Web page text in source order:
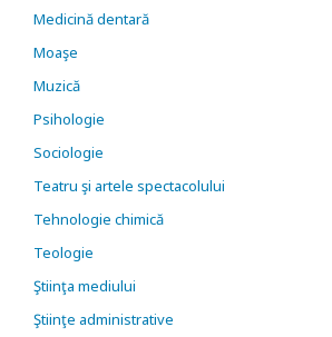
Medicină dentară
Moaşe
Muzică
Psihologie
Sociologie
Teatru şi artele spectacolului
Tehnologie chimică
Teologie
Ştiinţa mediului
Ştiinţe administrative